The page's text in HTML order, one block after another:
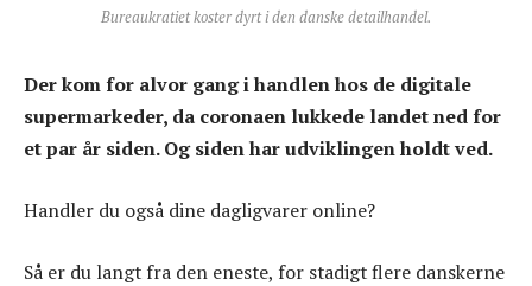
Bureaukratiet koster dyrt i den danske detailhandel.
Der kom for alvor gang i handlen hos de digitale
supermarkeder, da coronaen lukkede landet ned for
et par år siden. Og siden har udviklingen holdt ved.
Handler du også dine dagligvarer online?
Så er du langt fra den eneste, for stadigt flere danskerne